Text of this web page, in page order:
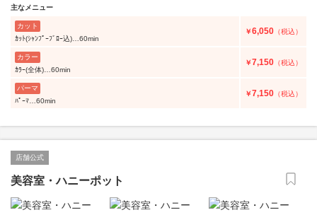
主なメニュー
カット
ｶｯﾄ(ｼｬﾝﾌﾟｰﾌﾞﾛｰ込)…60min
￥6,050 （税込）
カラー
ｶﾗｰ(全体)…60min
￥7,150 （税込）
パーマ
ﾊﾟｰﾏ…60min
￥7,150 （税込）
店舗公式
美容室・ハニーポット